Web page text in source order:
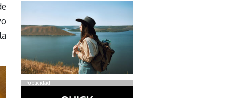
Publicidad